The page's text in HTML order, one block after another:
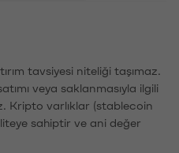
tavsiyesi niteliği taşımaz.
veya saklanmasıyla ilgili
Kripto varlıklar (stablecoin
sahiptir ve ani değer